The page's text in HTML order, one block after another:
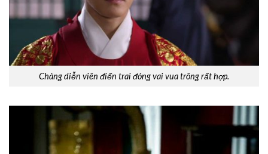
Chàng diễn viên điển trai đóng vai vua trông rất hợp.